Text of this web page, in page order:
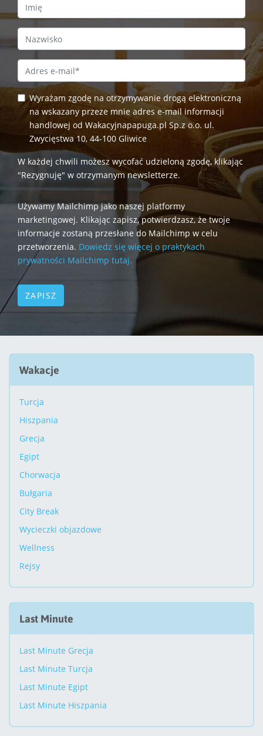
First Name
Last Name
Email Address *
Wyrażam zgodę na otrzymywanie drogą elektroniczną
na wskazany przeze mnie adres e-mail informacji
handlowej od Wakacyjnapapuga.pl Sp.z o.o. ul.
Zwycięstwa 10, 44-100 Gliwice
W każdej chwili możesz wycofać udzieloną zgodę, klikając
"Rezygnuję" w otrzymanym newsletterze.
Używamy Mailchimp jako naszej platformy
marketingowej. Klikając zapisz, potwierdzasz, że twoje
informacje zostaną przesłane do Mailchimp w celu
przetworzenia. Dowiedz się więcej o praktykach
prywatności Mailchimp tutaj.
Wakacje
Turcja
Hiszpania
Grecja
Egipt
Chorwacja
Bułgaria
City Break
Wycieczki objazdowe
Wellness
Rejsy
Last Minute
Last Minute Grecja
Last Minute Turcja
Last Minute Egipt
Last Minute Hiszpania